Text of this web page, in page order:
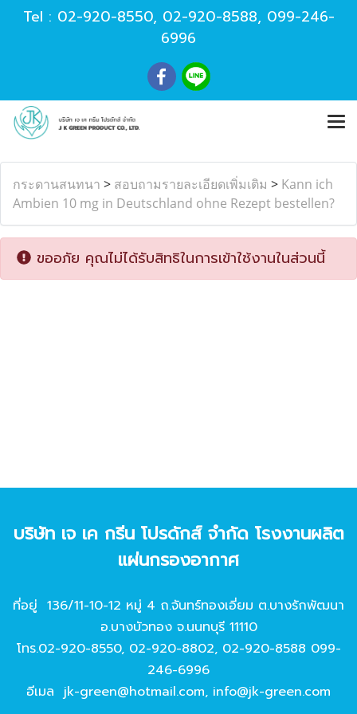
Tel : 02-920-8550, 02-920-8588, 099-246-
6996
กระดานสนทนา > สอบถามรายละเอียดเพิ่มเติม > Kann ich
Ambien 10 mg in Deutschland ohne Rezept bestellen?
ขออภัย คุณไม่ได้รับสิทธิในการเข้าใช้งานในส่วนนี้
บริษัท เจ เค กรีน โปรดักส์ จํากัด โรงงานผลิต
แผ่นกรองอากาศ
ที่อยู่ 136/11-10-12 หมู่ 4 ถ.จันทร์ทองเอี่ยม ต.บางรักพัฒนา
อ.บางบัวทอง จ.นนทบุรี 11110
โทร.02-920-8550, 02-920-8802, 02-920-8588 099-
246-6996
อีเมล jk-green@hotmail.com, info@jk-green.com